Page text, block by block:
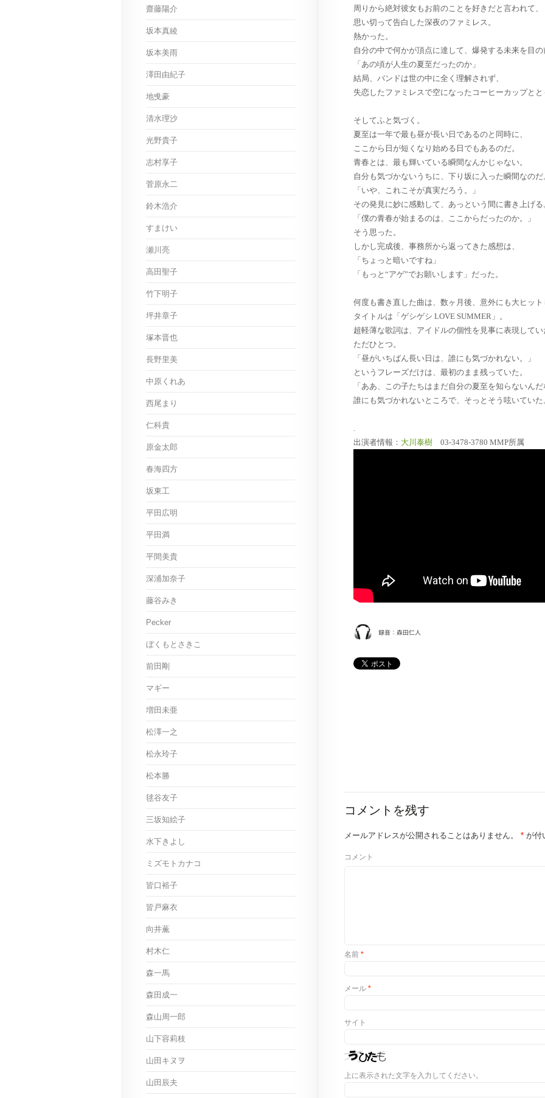
周りから絶対彼女もお前のことを好きだと言われて、
思い切って告白した深夜のファミレス。
熱かった。
自分の中で何かが頂点に達して、爆発する未来を目の
「あの頃が人生の夏至だったのか」
結局、バンドは世の中に全く理解されず、
失恋したファミレスで空になったコーヒーカップとと
そしてふと気づく。
夏至は一年で最も昼が長い日であるのと同時に、
ここから日が短くなり始める日でもあるのだ。
青春とは、最も輝いている瞬間なんかじゃない。
自分も気づかないうちに、下り坂に入った瞬間なのだ
「いや、これこそが真実だろう。」
その発見に妙に感動して、あっという間に書き上げる
「僕の青春が始まるのは、ここからだったのか。」
そう思った。
しかし完成後、事務所から返ってきた感想は、
「ちょっと暗いですね」
「もっと“アゲ”でお願いします」だった。
何度も書き直した曲は、数ヶ月後、意外にも大ヒット
タイトルは「ゲシゲシ LOVE SUMMER」。
超軽薄な歌詞は、アイドルの個性を見事に表現してい
ただひとつ。
「昼がいちばん長い日は、誰にも気づかれない。」
というフレーズだけは、最初のまま残っていた。
「ああ、この子たちはまだ自分の夏至を知らないんだ
誰にも気づかれないところで、そっとそう呟いていた
.
出演者情報： 大川泰樹 03-3478-3780 MMP所属
コメントを残す
メールアドレスが公開されることはありません。 * が付
コメント
名前 *
メール *
サイト
上に表示された文字を入力してください。
齋藤陽介
坂本真綾
坂本美雨
澤田由紀子
地曵豪
清水理沙
光野貴子
志村享子
菅原永二
鈴木浩介
すまけい
瀬川亮
高田聖子
竹下明子
坪井章子
塚本晋也
長野里美
中原くれあ
西尾まり
仁科貴
原金太郎
春海四方
坂東工
平田広明
平田満
平間美貴
深浦加奈子
藤谷みき
Pecker
ぼくもとさきこ
前田剛
マギー
増田未亜
松澤一之
松永玲子
松本勝
毬谷友子
三坂知絵子
水下きよし
ミズモトカナコ
皆口裕子
皆戸麻衣
向井薫
村木仁
森一馬
森田成一
森山周一郎
山下容莉枝
山田キヌヲ
山田辰夫